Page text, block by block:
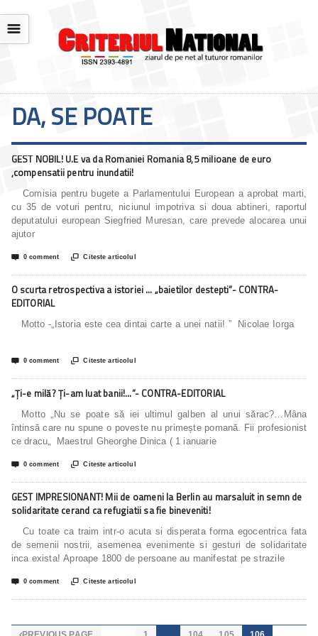
☰
DA, SE POATE
GEST NOBIL! U.E va da Romaniei Romania 8,5 milioane de euro
,compensatii pentru inundatii!
Comisia pentru bugete a Parlamentului European a aprobat marti,
cu 35 de voturi pentru, niciunul impotriva si doua abtineri, raportul
deputatului european Siegfried Muresan, care prevede alocarea unui
ajutor
 0 comment  Citeste articolul
O scurta retrospectiva a istoriei … „baietilor destepti”- CONTRA-
EDITORIAL
Motto -„Istoria este cea dintai carte a unei natii! ” Nicolae Iorga
 0 comment  Citeste articolul
„Ţi-e milă? Ţi-am luat banii!…”- CONTRA-EDITORIAL
Motto „Nu se poate să iei ultimul galben al unui sărac?…Mâna
întinsă care nu spune o poveste nu primește pomană. Fii profesionist
ce dracu„ Maestrul Gheorghe Dinica ( 1 ianuarie
 0 comment  Citeste articolul
GEST IMPRESIONANT! Mii de oameni la Berlin au marsaluit in semn de
solidaritate cerand ca refugiatii sa fie bineveniti!
Cu toate ca traim intr-o acuta si disperata forma egocentrica fata
de semenii nostrii, asemenea evenimente si gesturi de solidaritate
inca exista! Aproape 1800 de persoane au manifestat pe strazile
 0 comment  Citeste articolul